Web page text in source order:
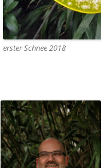
erster Schnee 2018